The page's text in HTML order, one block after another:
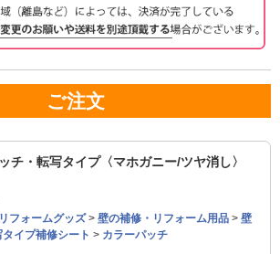
ご注文
チ・転写タイプ〈マホガニー/ツヤ消し〉
フォームグッズ> 壁の補修・リフォーム用品 > 壁
タイプ補修シート > カラーパッチ